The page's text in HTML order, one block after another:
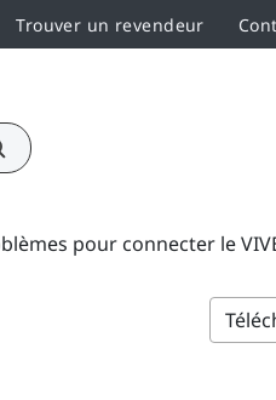
Trouver un revendeur
pour connecter le